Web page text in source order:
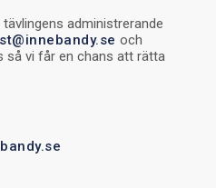
administrerande
och
så vi får en chans att rätta